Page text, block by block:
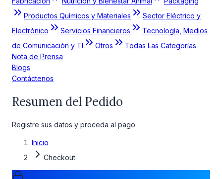
Productos Químicos y Materiales
Sector Eléctrico y
Electrónico
Servicios Financieros
Tecnología, Medios
de Comunicación y TI
Otros
Todas Las Categorías
Nota de Prensa
Blogs
Contáctenos
Resumen del Pedido
Registre sus datos y proceda al pago
Inicio
Checkout